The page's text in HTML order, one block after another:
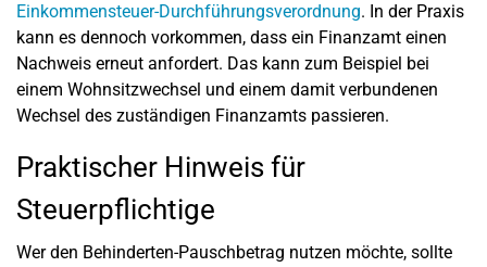
Einkommensteuer-Durchführungsverordnung. In der Praxis
kann es dennoch vorkommen, dass ein Finanzamt einen
Nachweis erneut anfordert. Das kann zum Beispiel bei
einem Wohnsitzwechsel und einem damit verbundenen
Wechsel des zuständigen Finanzamts passieren.
Praktischer Hinweis für
Steuerpflichtige
Wer den Behinderten-Pauschbetrag nutzen möchte, sollte